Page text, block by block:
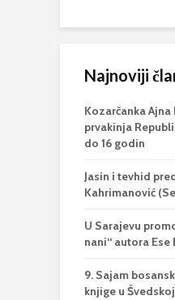
Najnoviji
Kozarčanka
prvakinja
do 16 godin
Jasin i tevhid
Kahrimanović
U Sarajevu
nani“ autora Ese
9. Sajam
knjige u Švedskoj